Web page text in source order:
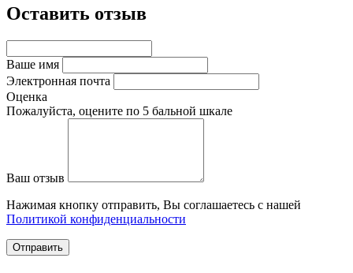
Оставить отзыв
Ваше имя
Электронная почта
Оценка
Пожалуйста, оцените по 5 бальной шкале
Ваш отзыв
Нажимая кнопку отправить, Вы соглашаетесь с нашей
Политикой конфиденциальности